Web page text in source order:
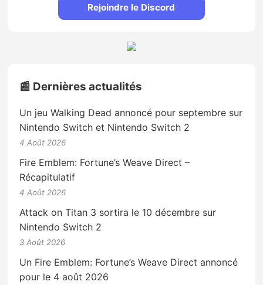
Rejoindre le Discord
📰 Dernières actualités
Un jeu Walking Dead annoncé pour septembre sur
Nintendo Switch et Nintendo Switch 2
4 Août 2026
Fire Emblem: Fortune’s Weave Direct –
Récapitulatif
4 Août 2026
Attack on Titan 3 sortira le 10 décembre sur
Nintendo Switch 2
3 Août 2026
Un Fire Emblem: Fortune’s Weave Direct annoncé
pour le 4 août 2026